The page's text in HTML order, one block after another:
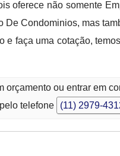
oferece não somente
De Condominios, mas
e faça uma cotação,
orçamento ou entrar em
telefone
(11) 2979-